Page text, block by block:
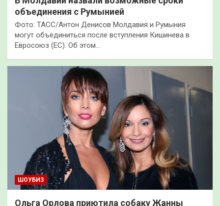
объединения с Румынией
Фото: ТАСС/Антон Денисов Молдавия и Румыния
могут объединиться после вступления Кишинева в
Евросоюз (ЕС). Об этом…
ШОУБИЗ
Ольга Орлова приютила собаку Жанны